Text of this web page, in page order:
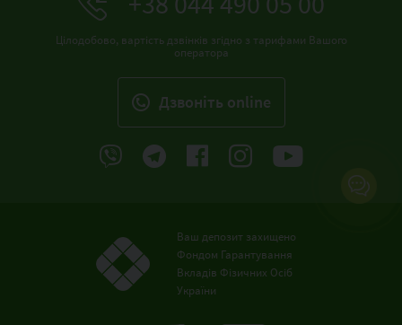
Цілодобово, вартість дзвінків згідно з тарифами Вашого
оператора
Дзвонiть online
Ваш депозит захищено
Фондом Гарантування
Вкладів Фізичних Осіб
України